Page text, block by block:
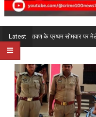
Navigation
Menu
Latestश्रावण के प्रथम सोमवार पर मेले का